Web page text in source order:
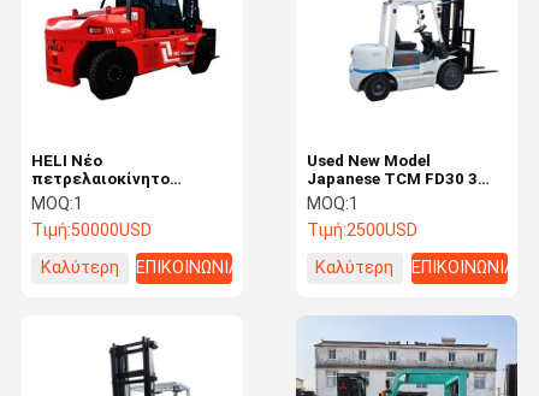
HELI Νέο
πετρελαιοκίνητο
ανελκυστήρα 18 τόνων
ύψος ανύψωσης 3
μέτρων αρχική μπογιά μη
ανακαινισμένη
MOQ:1
Τιμή:50000USD
Καλύτερη
ΕΠΙΚΟΙΝΩΝΙΑ
Used New Model
Japanese TCM FD30 3
Ton Diesel Forklift with
ISUZU Engine for Ramp
and Offroad Operations
MOQ:1
Τιμή:2500USD
Καλύτερη
ΕΠΙΚΟΙΝΩΝΙΑ